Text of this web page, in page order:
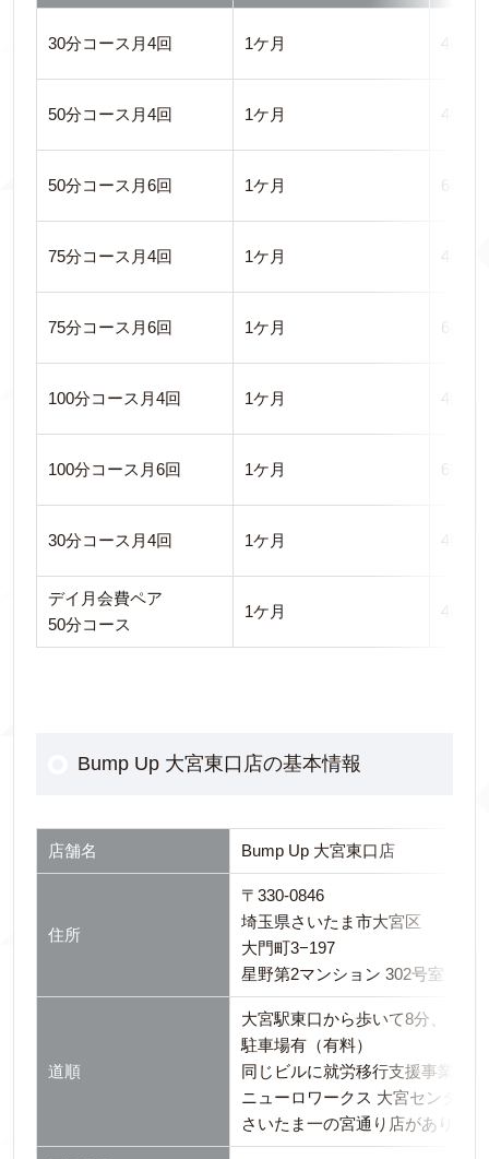
30分コース月4回 1ケ月 4回
50分コース月4回 1ケ月 4回
50分コース月6回 1ケ月 6回
75分コース月4回 1ケ月 4回
75分コース月6回 1ケ月 6回
100分コース月4回 1ケ月 4回
100分コース月6回 1ケ月 6回
30分コース月4回 1ケ月 4回
デイ月会費ペア
50分コース
1ケ月 4回
Bump Up 大宮東口店の基本情報
店舗名 Bump Up 大宮東口店
住所
〒330-0846
埼玉県さいたま市大宮区
大門町3−197
星野第2マンション 302号室
道順
大宮駅東口から歩いて8分、
駐車場有（有料）
同じビルに就労移行支援事業所
ニューロワークス 大宮センター
さいたま一の宮通り店があります